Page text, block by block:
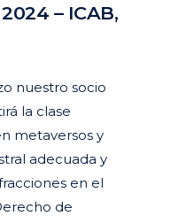
– ICAB,
nuestro socio
la clase
metaversos y
adecuada y
en el
de